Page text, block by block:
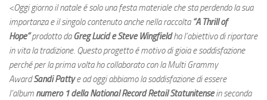
<Oggi giorno il natale é solo una festa materiale che sta perdendo la sua
importanza e il singolo contenuto anche nella raccolta “A Thrill of
Hope”prodotto daGreg Lucid e Steve Wingfieldha l’obiettivo di riportare
in vita la tradizione. Questo progetto é motivo di gioia e soddisfazione
perché per la prima volta ho collaborato con la Multi Grammy
AwardSandi Pattye ad oggi abbiamo la soddisfazione di essere
l’album numero 1 della National Record Retail Statunitensein seconda